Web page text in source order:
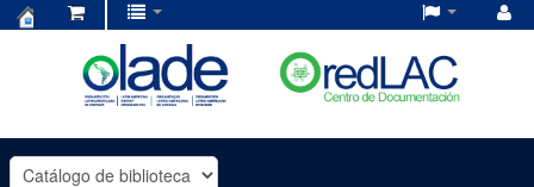
OLADE